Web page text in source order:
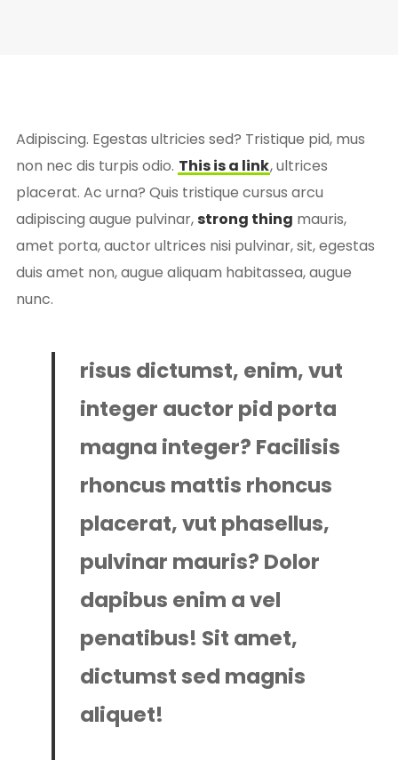
Adipiscing. Egestas ultricies sed? Tristique pid, mus
non nec dis turpis odio. This is a link, ultrices
placerat. Ac urna? Quis tristique cursus arcu
adipiscing augue pulvinar,strong thing mauris,
amet porta, auctor ultrices nisi pulvinar, sit, egestas
duis amet non, augue aliquam habitassea, augue
nunc.
risus dictumst, enim, vut
integer auctor pid porta
magna integer? Facilisis
rhoncus mattis rhoncus
placerat, vut phasellus,
pulvinar mauris? Dolor
dapibus enim a vel
penatibus! Sit amet,
dictumst sed magnis
aliquet!